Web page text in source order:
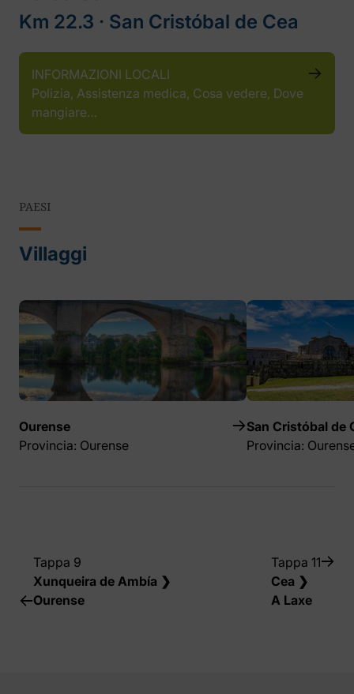
Km 22.3 ‧ San Cristóbal de Cea
INFORMAZIONI LOCALI
Polizia, Assistenza medica, Cosa vedere, Dove
mangiare…
PAESI
Villaggi
Ourense
Provincia: Ourense
San Cristóbal de
Provincia:
Tappa 9
Xunqueira de Ambía ❯
Ourense
Tappa 11
Cea ❯
A Laxe